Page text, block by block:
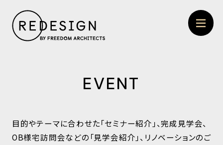
EVENT
目的やテーマに合わせた「セミナー紹介」、完成見学会、
OB様宅訪問会などの「見学会紹介」、 リノベーションのご